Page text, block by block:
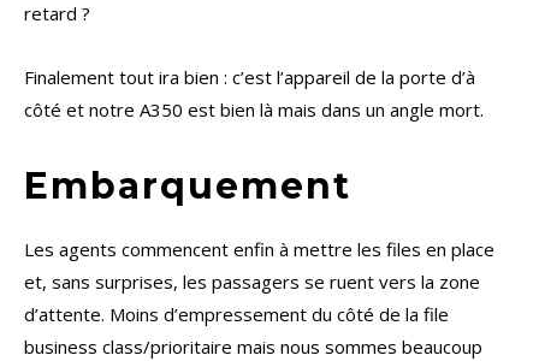
retard ?
Finalement tout ira bien : c’est l’appareil de la porte d’à
côté et notre A350 est bien là mais dans un angle mort.
Embarquement
Les agents commencent enfin à mettre les files en place
et, sans surprises, les passagers se ruent vers la zone
d’attente. Moins d’empressement du côté de la file
business class/prioritaire mais nous sommes beaucoup